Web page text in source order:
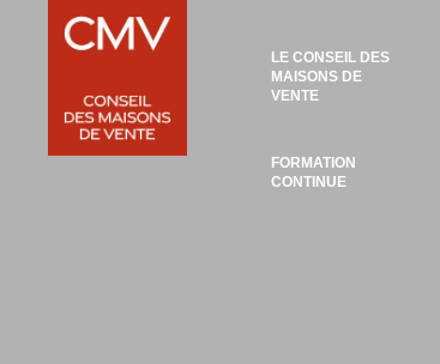
LE CONSEIL DES
MAISONS DE
VENTE
FORMATION
CONTINUE